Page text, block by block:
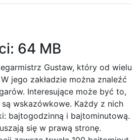
64 MB
Gustaw, który od wielu
jego zakładzie można znaleźć
Interesujące może być to,
wskazówkowe. Każdy z nich
bajtogodzinną i bajtominutową.
się w prawą stronę.